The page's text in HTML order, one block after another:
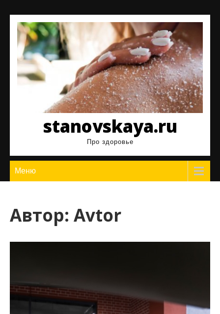
содержимому
stanovskaya.ru
Про здоровье
Меню
Автор: Avtor